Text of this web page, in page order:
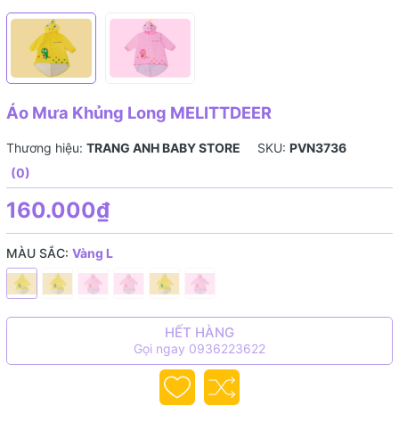
Áo Mưa Khủng Long MELITTDEER
Thương hiệu: TRANG ANH BABY STORE SKU: PVN3736
(0)
160.000₫
MÀU SẮC: Vàng L
HẾT HÀNG
Gọi ngay 0936223622